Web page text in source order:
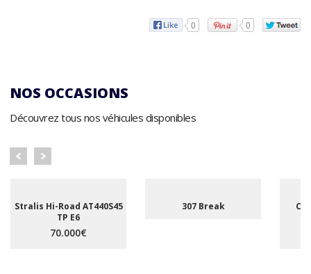
0 0
NOS OCCASIONS
Découvrez tous nos véhicules disponibles
Stralis Hi-Road AT440S45
TP E6
70.000€
307 Break
C5